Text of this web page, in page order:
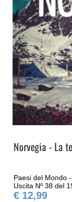
Norvegia - La
Paesi del Mondo
Uscita Nº 38 del
€ 12,99